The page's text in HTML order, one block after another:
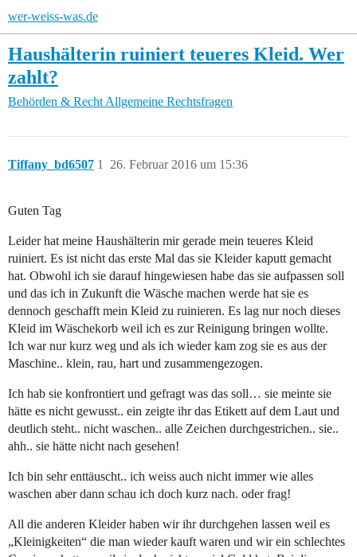
wer-weiss-was.de
Haushälterin ruiniert teueres Kleid. Wer
zahlt?
Behörden & Recht Allgemeine Rechtsfragen
Tiffany_bd6507 26. Februar 2016 um 15:36
1
Guten Tag
Leider hat meine Haushälterin mir gerade mein teueres Kleid
ruiniert. Es ist nicht das erste Mal das sie Kleider kaputt gemacht
hat. Obwohl ich sie darauf hingewiesen habe das sie aufpassen soll
und das ich in Zukunft die Wäsche machen werde hat sie es
dennoch geschafft mein Kleid zu ruinieren. Es lag nur noch dieses
Kleid im Wäschekorb weil ich es zur Reinigung bringen wollte.
Ich war nur kurz weg und als ich wieder kam zog sie es aus der
Maschine.. klein, rau, hart und zusammengezogen.
Ich hab sie konfrontiert und gefragt was das soll… sie meinte sie
hätte es nicht gewusst.. ein zeigte ihr das Etikett auf dem Laut und
deutlich steht.. nicht waschen.. alle Zeichen durchgestrichen.. sie..
ahh.. sie hätte nicht nach gesehen!
Ich bin sehr enttäuscht.. ich weiss auch nicht immer wie alles
waschen aber dann schau ich doch kurz nach. oder frag!
All die anderen Kleider haben wir ihr durchgehen lassen weil es
„Kleinigkeiten“ die man wieder kauft waren und wir ein schlechtes